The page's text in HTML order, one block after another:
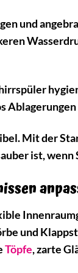
und
Mit der
ist, wenn
und
Töpfe, zarte